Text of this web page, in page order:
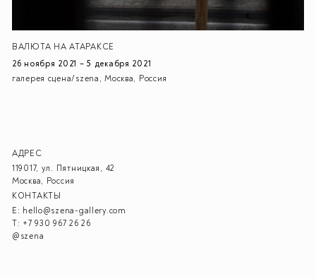
ВАЛЮТА НА АТАРАКСЕ
26 ноября 2021 – 5 декабря 2021
галерея сцена/szena, Москва, Россия
АДРЕС
119017, ул. Пятницкая, 42
Москва, Россия
КОНТАКТЫ
E: hello@szena-gallery.com
T: +7 930 967 26 26
@szena